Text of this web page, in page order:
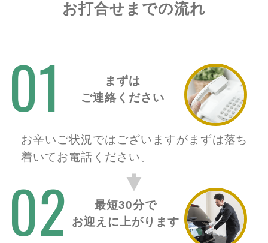
お打合せまでの流れ
01
まずは
ご連絡ください
お辛いご状況ではございますがまずは落ち
着いてお電話ください。
02
最短30分で
お迎えに上がります